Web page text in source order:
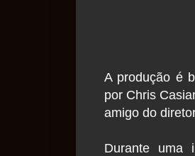
A produção é
por Chris
amigo do
Durante uma